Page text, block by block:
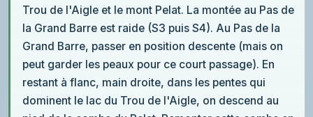
Trou de l'Aigle et le mont Pelat. La montée au Pas de
la Grand Barre est raide (S3 puis S4). Au Pas de la
Grand Barre, passer en position descente (mais on
peut garder les peaux pour ce court passage). En
restant à flanc, main droite, dans les pentes qui
dominent le lac du Trou de l'Aigle, on descend au